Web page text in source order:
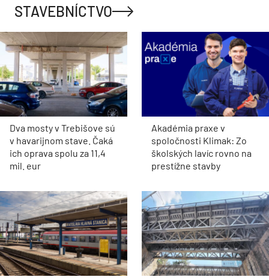
STAVEBNÍCTVO
Dva mosty v Trebišove sú
v havarijnom stave. Čaká
ich oprava spolu za 11,4
mil. eur
Akadémia praxe v
spoločnosti Klimak: Zo
školských lavíc rovno na
prestížne stavby